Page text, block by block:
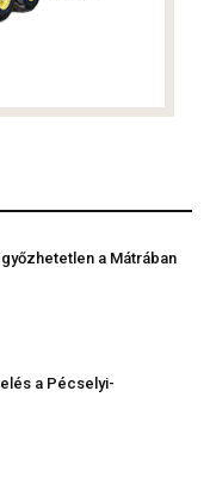
a Mátrában
a Pécselyi-